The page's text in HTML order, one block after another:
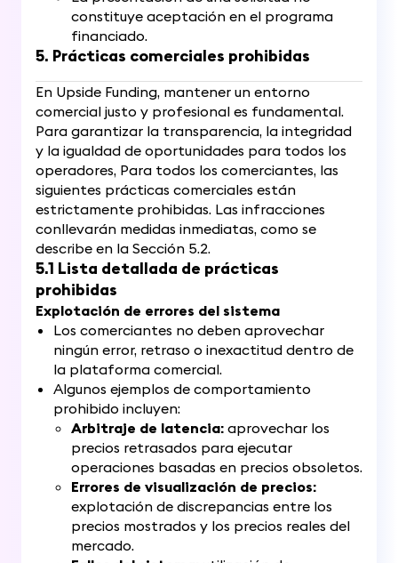
constituye aceptación en el programa
financiado.
5. Prácticas comerciales prohibidas
En Upside Funding, mantener un entorno
comercial justo y profesional es fundamental.
Para garantizar la transparencia, la integridad
y la igualdad de oportunidades para todos los
operadores, Para todos los comerciantes, las
siguientes prácticas comerciales están
estrictamente prohibidas. Las infracciones
conllevarán medidas inmediatas, como se
describe en la Sección 5.2.
5.1 Lista detallada de prácticas
prohibidas
Explotación de errores del sistema
Los comerciantes no deben aprovechar
ningún error, retraso o inexactitud dentro de
la plataforma comercial.
Algunos ejemplos de comportamiento
prohibido incluyen:
Arbitraje de latencia: aprovechar los
precios retrasados ​​para ejecutar
operaciones basadas en precios obsoletos.
Errores de visualización de precios:
explotación de discrepancias entre los
precios mostrados y los precios reales del
mercado.